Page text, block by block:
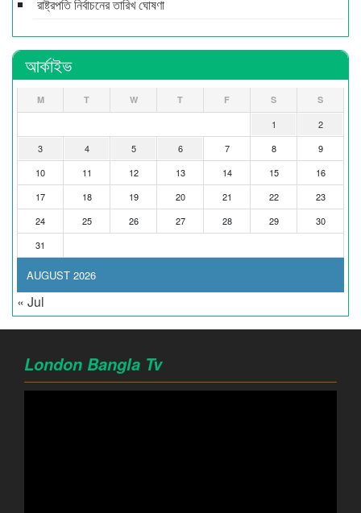
রাষ্ট্রপতি নির্বাচনের তারিখ ঘোষণা
আর্কাইভ
AUGUST 2026
M T W T F S S
1
2
3
4 5 6 7 8
9
10
11 12 13 14 15
16
17
18 19 20 21 22
23
24
25 26 27 28 29
30
31
« Jul
London Bangla Tv